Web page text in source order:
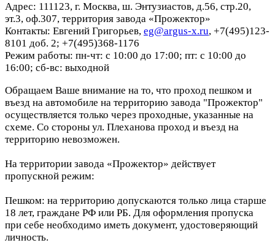
Адрес: 111123, г. Москва, ш. Энтузиастов, д.56, стр.20,
эт.3, оф.307, территория завода «Прожектор»
Контакты: Евгений Григорьев, eg@argus-x.ru, +7(495)123-
8101 доб. 2; +7(495)368-1176
Режим работы: пн-чт: с 10:00 до 17:00; пт: с 10:00 до
16:00; сб-вс: выходной
Обращаем Ваше внимание на то, что проход пешком и
въезд на автомобиле на территорию завода "Прожектор"
осуществляется только через проходные, указанные на
схеме. Со стороны ул. Плеханова проход и въезд на
территорию невозможен.
На территории завода «Прожектор» действует
пропускной режим:
Пешком: на территорию допускаются только лица старше
18 лет, граждане РФ или РБ. Для оформления пропуска
при себе необходимо иметь документ, удостоверяющий
личность.